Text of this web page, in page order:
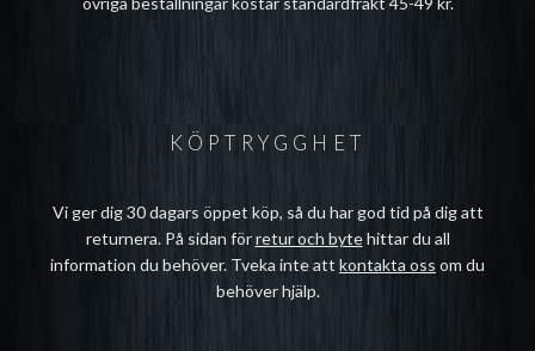
KÖPTRYGGHET
Vi ger dig 30 dagars öppet köp, så du har god tid på dig att
returnera. På sidan förretur och bytehittar du all
information du behöver. Tveka inte att kontakta oss om du
behöver hjälp.